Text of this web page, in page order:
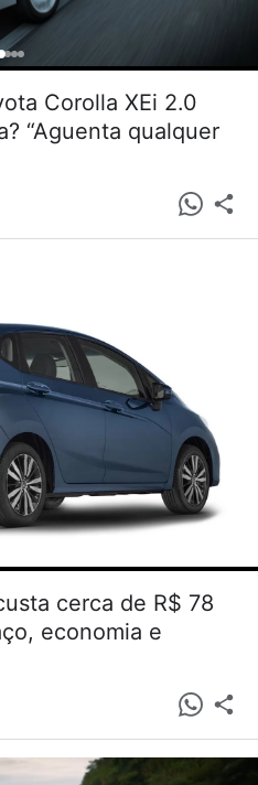
Corolla XEi 2.0
“Aguenta qualquer
cerca de R$ 78
economia e